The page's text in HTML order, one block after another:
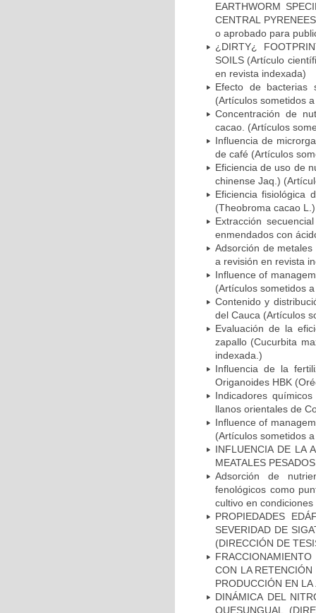
EARTHWORM
CENTRAL
o aprobado para
¿DIRTY¿
SOILS (Artículo
en revista indexada)
Efecto de bacterias
(Artículos sometidos
Concentración de
cacao. (Artículos
Influencia de
de café (Artículos
Eficiencia de uso de
chinense Jaq.)
Eficiencia fisiológica
(Theobroma cacao
Extracción
enmendados con
Adsorción de
a revisión en revista
Influence of
(Artículos sometidos
Contenido y
del Cauca (Artículos
Evaluación de la
zapallo (Cucurbita
indexada.)
Influencia de la
Origanoides HBK
Indicadores
llanos orientales de
Influence of
(Artículos sometidos
INFLUENCIA DE LA
MEATALES
Adsorción de
fenológicos como
cultivo en
PROPIEDADES
SEVERIDAD DE
(DIRECCIÓN DE
CON LA
PRODUCCIÓN EN
DINÁMICA DEL
QUESUNGUAL.